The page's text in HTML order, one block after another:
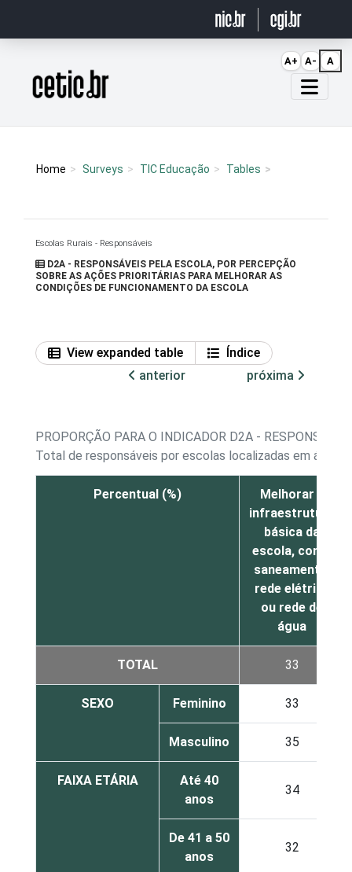
Página inicial
Home Surveys TIC Educação Tables
Escolas Rurais - Responsáveis
D2A - RESPONSÁVEIS PELA ESCOLA, POR PERCEPÇÃO
SOBRE AS AÇÕES PRIORITÁRIAS PARA MELHORAR AS
CONDIÇÕES DE FUNCIONAMENTO DA ESCOLA
View expanded table
Índice
anterior
próxima
PROPORÇÃO PARA O INDICADOR D2A -
Total de responsáveis por escolas localizadas em áreas
Percentual (%)
Melhorar a
infraestrutura
básica da
escola, como
saneamento,
rede elétrica
ou rede de
água
TOTAL 33
SEXO Feminino 33
Masculino 35
FAIXA ETÁRIA
Até 40
anos
34
De 41 a 50
anos
32
A+ A- A